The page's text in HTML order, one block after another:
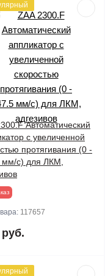
Автоматический
c увеличенной
протягивания (0 -
мм/с) для ЛКМ,
117657